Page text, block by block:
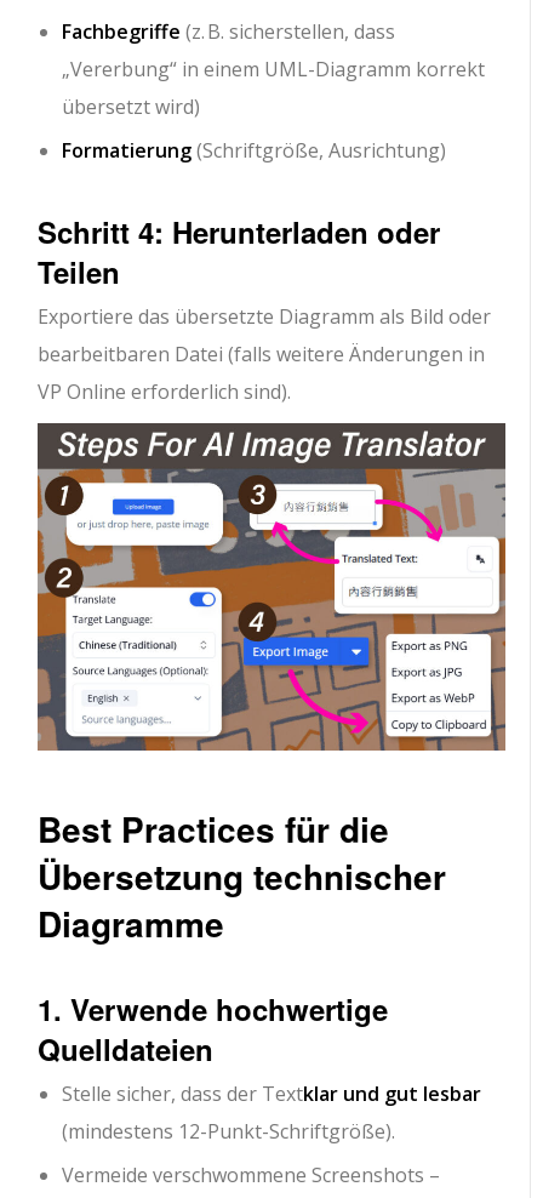
Fachbegriffe (z. B. sicherstellen, dass
„Vererbung“ in einem UML-Diagramm korrekt
übersetzt wird)
Formatierung(Schriftgröße, Ausrichtung)
Schritt 4: Herunterladen oder
Teilen
Exportiere das übersetzte Diagramm als Bild oder
bearbeitbaren Datei (falls weitere Änderungen in
VP Online erforderlich sind).
Best Practices für die
Übersetzung technischer
Diagramme
1. Verwende hochwertige
Quelldateien
Stelle sicher, dass der Textklar und gut lesbar
(mindestens 12-Punkt-Schriftgröße).
Vermeide verschwommene Screenshots –